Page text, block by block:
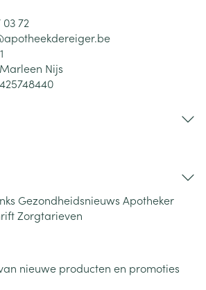
03 72
apotheekdereiger.be
Marleen Nijs
Gezondheidsnieuws Apotheker
Zorgtarieven
nieuwe producten en promoties